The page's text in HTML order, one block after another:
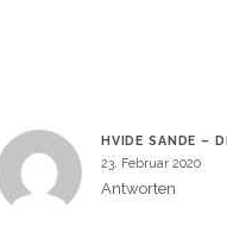
HVIDE SANDE –
23. Februar 2020
Antworten